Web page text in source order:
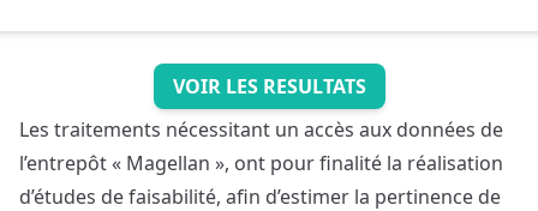
VOIR LES RESULTATS
Les traitements nécessitant un accès aux données de
l’entrepôt « Magellan », ont pour finalité la réalisation
d’études de faisabilité, afin d’estimer la pertinence de